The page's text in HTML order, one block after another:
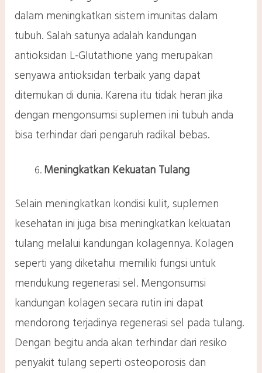
dalam meningkatkan sistem imunitas dalam
tubuh. Salah satunya adalah kandungan
antioksidan L-Glutathione yang merupakan
senyawa antioksidan terbaik yang dapat
ditemukan di dunia. Karena itu tidak heran jika
dengan mengonsumsi suplemen ini tubuh anda
bisa terhindar dari pengaruh radikal bebas.
Meningkatkan Kekuatan Tulang
Selain meningkatkan kondisi kulit, suplemen
kesehatan ini juga bisa meningkatkan kekuatan
tulang melalui kandungan kolagennya. Kolagen
seperti yang diketahui memiliki fungsi untuk
mendukung regenerasi sel. Mengonsumsi
kandungan kolagen secara rutin ini dapat
mendorong terjadinya regenerasi sel pada tulang.
Dengan begitu anda akan terhindar dari resiko
penyakit tulang seperti osteoporosis dan